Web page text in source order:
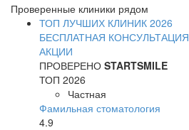
Проверенные клиники рядом
ТОП ЛУЧШИХ КЛИНИК 2026
БЕСПЛАТНАЯ КОНСУЛЬТАЦИЯ
АКЦИИ
ПРОВЕРЕНО STARTSMILE
ТОП 2026
Частная
Фамильная стоматология
4.9